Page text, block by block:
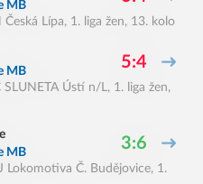
MB
Česká Lípa, 1. liga žen, 13. kolo
MB
5:4
SLUNETA Ústí n/L, 1. liga žen,
MB
3:6
Lokomotiva Č. Budějovice, 1.